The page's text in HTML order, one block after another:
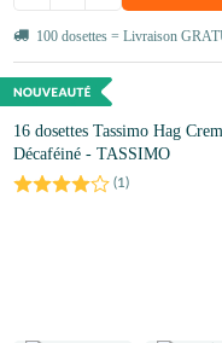
100 dosettes = Livraison
16 dosettes Tassimo Hag
Décaféiné - TASSIMO
(1 )